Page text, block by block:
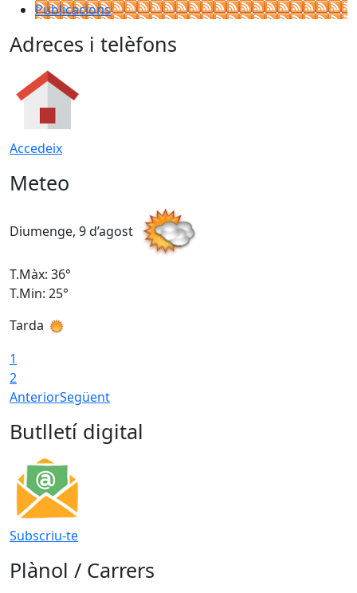
Publicacions
Adreces i telèfons
Accedeix
Meteo
Diumenge, 9 d’agost
T.Màx: 36°
T.Min: 25°
Tarda
1
2
AnteriorSegüent
Butlletí digital
Subscriu-te
Plànol / Carrers